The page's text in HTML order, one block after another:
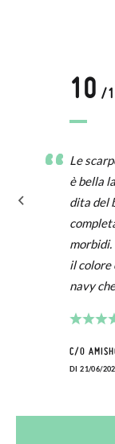
10 /
Le
è bella
dita del
morbidi.
il colore
navy
C/O
DI 21/06/